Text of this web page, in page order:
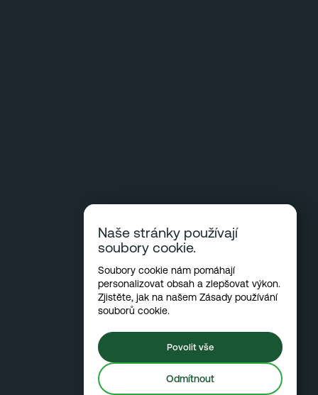
Naše stránky používají
soubory cookie.
Soubory cookie nám pomáhají
personalizovat obsah a zlepšovat výkon.
Zjistěte, jak na našem Zásady používání
souborů cookie.
Povolit vše
Odmítnout